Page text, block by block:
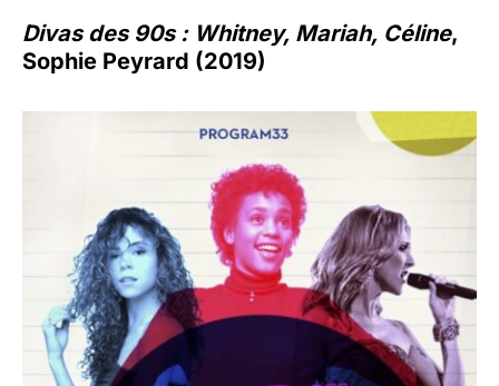
Divas des 90s : Whitney, Mariah, Céline,
Sophie Peyrard (2019)